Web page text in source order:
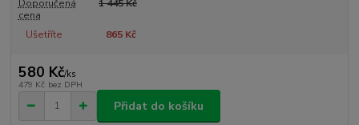
Doporučená
cena
1 445 Kč
Ušetříte 865 Kč
580 Kč/ks
479 Kč bez DPH
Přidat do košíku